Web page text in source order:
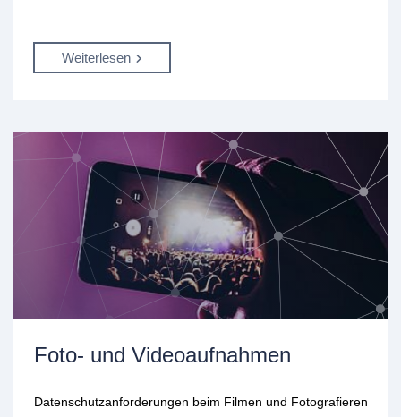
Weiterlesen
Foto- und Videoaufnahmen
Datenschutzanforderungen beim Filmen und Fotografieren